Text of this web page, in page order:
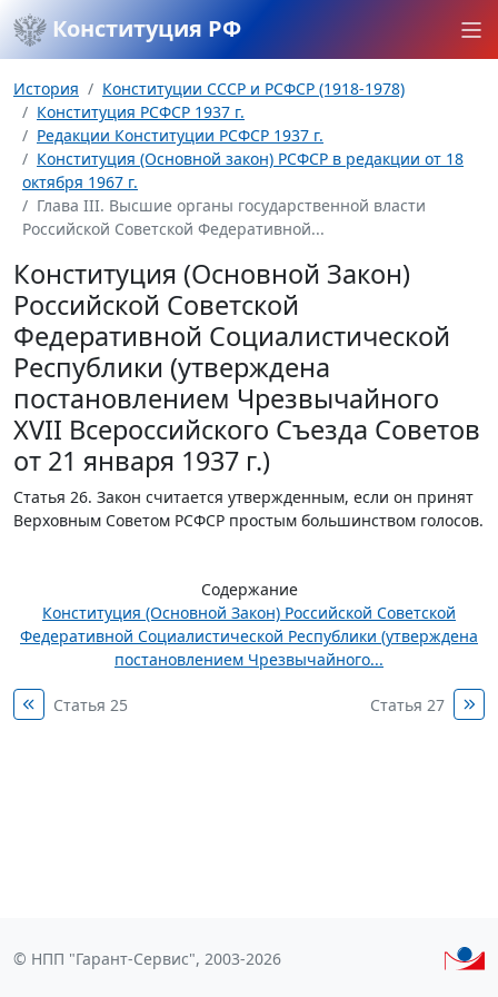
Конституция РФ
История
Конституции СССР и РСФСР (1918-1978)
Конституция РСФСР 1937 г.
Редакции Конституции РСФСР 1937 г.
Конституция (Основной закон) РСФСР в редакции от 18
октября 1967 г.
Глава III. Высшие органы государственной власти
Российской Советской Федеративной...
Конституция (Основной Закон)
Российской Советской
Федеративной Социалистической
Республики (утверждена
постановлением Чрезвычайного
XVII Всероссийского Съезда Советов
от 21 января 1937 г.)
Статья 26. Закон считается утвержденным, если он принят
Верховным Советом РСФСР простым большинством голосов.
Содержание
Конституция (Основной Закон) Российской Советской
Федеративной Социалистической Республики (утверждена
постановлением Чрезвычайного...
Статья 25 Статья 27
© НПП "Гарант-Сервис", 2003-2026